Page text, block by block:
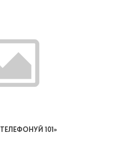
101»